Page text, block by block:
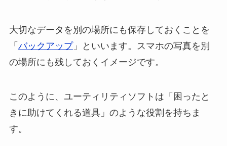
大切なデータを別の場所にも保存しておくことを
「 バックアップ」といいます。スマホの写真を別
の場所にも残しておくイメージです。
このように、ユーティリティソフトは「困ったと
きに助けてくれる道具」のような役割を持ちま
す。